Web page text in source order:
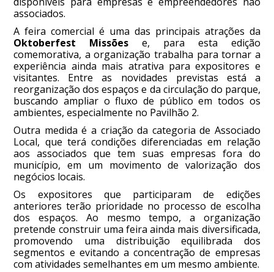
associados.
A feira comercial é uma das principais atrações da
Oktoberfest Missões e, para esta edição
comemorativa, a organização trabalha para tornar a
experiência ainda mais atrativa para expositores e
visitantes. Entre as novidades previstas está a
reorganização dos espaços e da circulação do parque,
buscando ampliar o fluxo de público em todos os
ambientes, especialmente no Pavilhão 2.
Outra medida é a criação da categoria de Associado
Local, que terá condições diferenciadas em relação
aos associados que tem suas empresas fora do
município, em um movimento de valorização dos
negócios locais.
Os expositores que participaram de edições
anteriores terão prioridade no processo de escolha
dos espaços. Ao mesmo tempo, a organização
pretende construir uma feira ainda mais diversificada,
promovendo uma distribuição equilibrada dos
segmentos e evitando a concentração de empresas
com atividades semelhantes em um mesmo ambiente.